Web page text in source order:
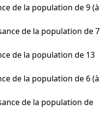
de la population de 9 (à
de la population de 7
de la population de 13
de la population de 6 (à
de la population de